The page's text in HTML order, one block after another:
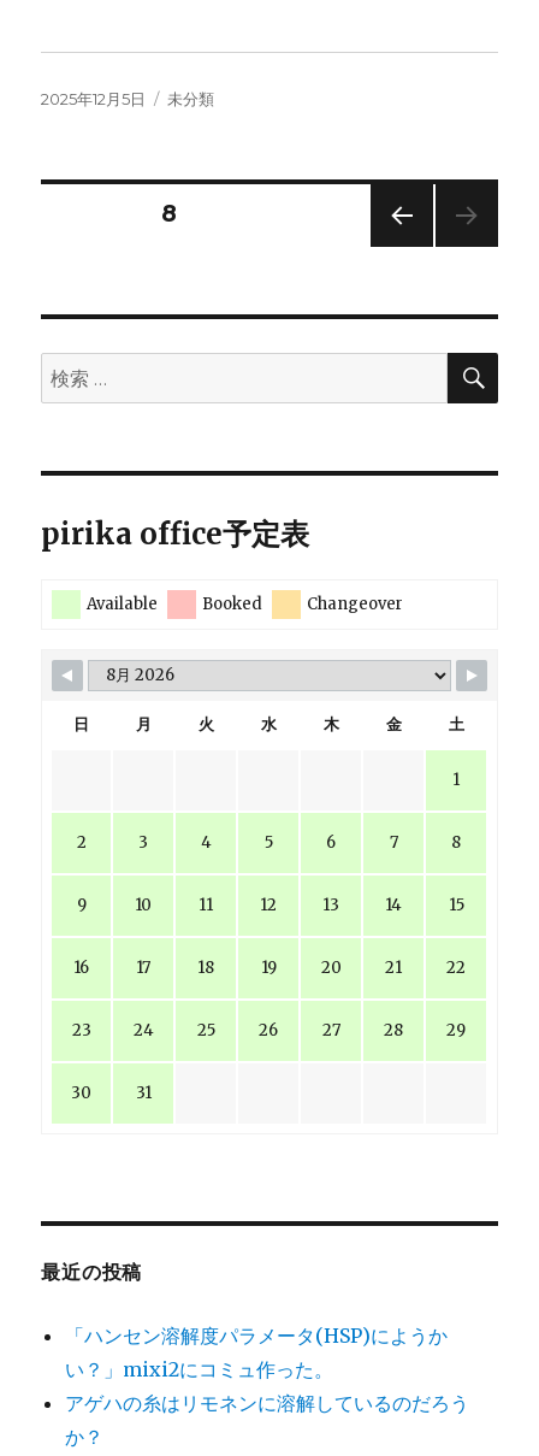
投
2025年12月5日
カ
未分類
の
ペ
り
8
検
索:
検
pirika office予定表
Available Booked Changeover
日 月 火 水 木 金 土
1
2 3 4 5 6 7 8
9 10 11 12 13 14 15
16 17 18 19 20 21 22
23 24 25 26 27 28 29
30 31
最近の投稿
「ハンセン溶解度パラメータ(HSP)にようか
い？」mixi2にコミュ作った。
アゲハの糸はリモネンに溶解しているのだろう
か？